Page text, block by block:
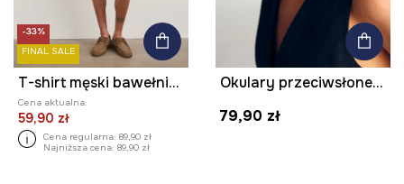
-33%
FINAL SALE
T-shirt męski bawełniany z elastanem
Cena aktualna:
59,90 zł
Cena regularna: 89,90 zł
Najniższa cena: 89,90 zł
Okulary przeciwsłoneczne damskie
79,90 zł